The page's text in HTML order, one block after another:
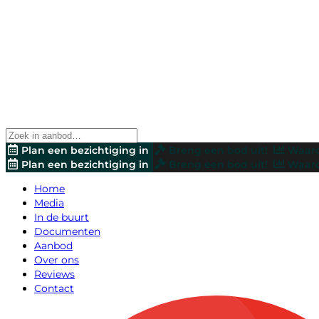
Plan een bezichtiging in Breng een bod uit!
Plan een bezichtiging in
Breng een bod uit!
Home
Media
In de buurt
Documenten
Aanbod
Over ons
Reviews
Contact